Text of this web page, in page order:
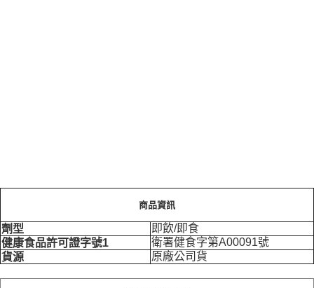
商品資訊
劑型
即飲/即食
健康食品許可證字號1
衛署健食字第A00091號
貨源
原廠公司貨